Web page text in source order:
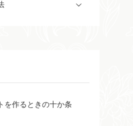
を作るときの十か条